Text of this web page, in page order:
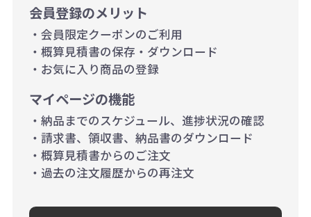
1,000個以上：28円（1個当た
り）
会員登録のメリット
・会員限定クーポンのご利用
・概算見積書の保存・ダウンロード
・お気に入り商品の登録
マイページの機能
・納品までのスケジュール、進捗状況の確認
・請求書、領収書、納品書のダウンロード
・概算見積書からのご注文
・過去の注文履歴からの再注文